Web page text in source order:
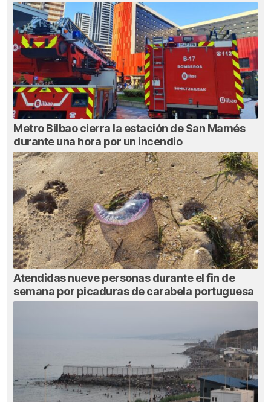
Metro Bilbao cierra la estación de San Mamés
durante una hora por un incendio
Atendidas nueve personas durante el fin de
semana por picaduras de carabela portuguesa